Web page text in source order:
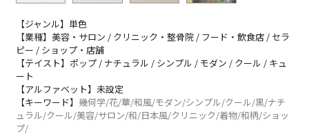
【ジャンル】単色
【業種】美容・サロン / クリニック・整骨院 / フード・飲食店 / セラ
ピー / ショップ・店舗
【テイスト】ポップ / ナチュラル / シンプル / モダン / クール / キュ
ート
【アルファベット】未設定
【キーワード】 幾何学/花/華/和風/モダン/シンプル/クール/黒/ナチ
ュラル/クール/美容/サロン/和/日本風/クリニック/着物/和柄/ショッ
プ/